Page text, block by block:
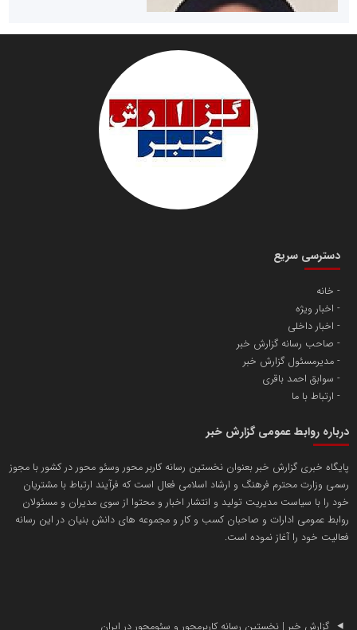
دانشگاه سئوی ایران
پایگاه اطلاع رسانی اعتلای نهادهای مردمی
سازمان صنعت،معدن و تجارت
آهن و فولاد غدیر ایرانیان
تامین آهن اسفنجی تولیدکنندگان فولاد در کشور
تریبون
مریم حاج نوروز نظری
مسعودصادقی
محمدعلی کرمعلی
دسترسی سریع
خانه
اخبار ویژه
اخبار داخلی
صاحب رسانه گزارش خبر
مدیرمسئول گزارش خبر
سوابق احمد باقری
ارتباط با ما
درباره روابط عمومی گزارش خبر
پایگاه خبری گزارش خبر بعنوان نخستین رسانه کاربر محور وسئو محور در کشور با مجوز
رسمی وزارت محترم فرهنگ و ارشاد اسلامی فعال است که فرآیند ارتباط با مشتریان
خود را با سیاست مدیریت تولید و انتشار اخبار و محتوا از سوی مدیران و مسئولان
روابط عمومی ادارات و صاحبان کسب و کار و مجموعه های دانش بنیان در این رسانه
فعالیت خود را آغاز نموده است.
گزارش خبر | نخستین رسانه کاربرمحور و سئومحور در ایران